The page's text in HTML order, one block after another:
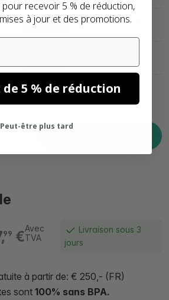
24.31% 30,02 €
99 €Avec
TVA
Livraison sous 3
jours
à partir de: € 250,- (FR)
sont 100% sans BPA.
recevoir 5 % de réduction,
à jour et des promotions.
5 % de réduction
Peut-être plus tard